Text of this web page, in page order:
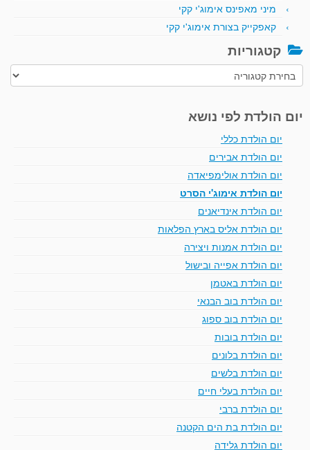
מיני מאפינס אימוג'י קקי
קאפקייק בצורת אימוג'י קקי
קטגוריות
קטגוריות
יום הולדת לפי נושא
יום הולדת כללי
יום הולדת אבירים
יום הולדת אולימפיאדה
יום הולדת אימוג'י הסרט
יום הולדת אינדיאנים
יום הולדת אליס בארץ הפלאות
יום הולדת אמנות ויצירה
יום הולדת אפייה ובישול
יום הולדת באטמן
יום הולדת בוב הבנאי
יום הולדת בוב ספוג
יום הולדת בובות
יום הולדת בלונים
יום הולדת בלשים
יום הולדת בעלי חיים
יום הולדת ברבי
יום הולדת בת הים הקטנה
יום הולדת גלידה